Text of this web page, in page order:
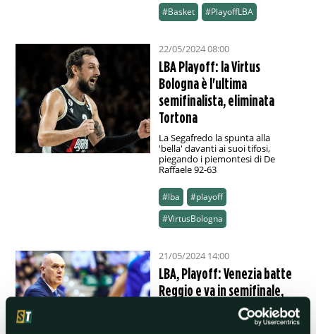
#Basket #PlayoffLBA
22/05/2024 08:00
LBA Playoff: la Virtus
Bologna è l'ultima
semifinalista, eliminata
Tortona
La Segafredo la spunta alla
'bella' davanti ai suoi tifosi,
piegando i piemontesi di De
Raffaele 92-63
#lba
#playoff
#VirtusBologna
21/05/2024 14:00
LBA, Playoff: Venezia batte
Reggio e va in semifinale,
dove attende una tra
Bologna e Tortona